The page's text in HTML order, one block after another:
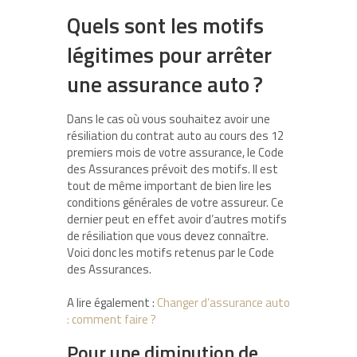
Quels sont les motifs
légitimes pour arrêter
une assurance auto ?
Dans le cas où vous souhaitez avoir une
résiliation du contrat auto au cours des 12
premiers mois de votre assurance, le Code
des Assurances prévoit des motifs. Il est
tout de même important de bien lire les
conditions générales de votre assureur. Ce
dernier peut en effet avoir d’autres motifs
de résiliation que vous devez connaître.
Voici donc les motifs retenus par le Code
des Assurances.
A lire également : Changer d’assurance auto
: comment faire ?